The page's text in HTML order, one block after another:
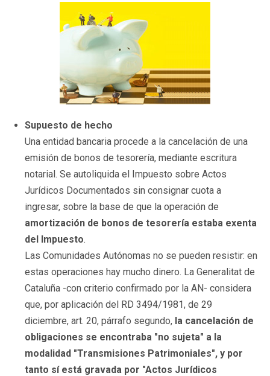
Supuesto de hecho
Una entidad bancaria procede a la cancelación de una
emisión de bonos de tesorería, mediante escritura
notarial. Se autoliquida el Impuesto sobre Actos
Jurídicos Documentados sin consignar cuota a
ingresar, sobre la base de que la operación de
amortización de bonos de tesorería estaba exenta
del Impuesto.
Las Comunidades Autónomas no se pueden resistir: en
estas operaciones hay mucho dinero. La Generalitat de
Cataluña -con criterio confirmado por la AN- considera
que, por aplicación del RD 3494/1981, de 29
diciembre, art. 20, párrafo segundo, la cancelación de
obligaciones se encontraba "no sujeta" a la
modalidad "Transmisiones Patrimoniales", y por
tanto sí está gravada por "Actos Jurídicos